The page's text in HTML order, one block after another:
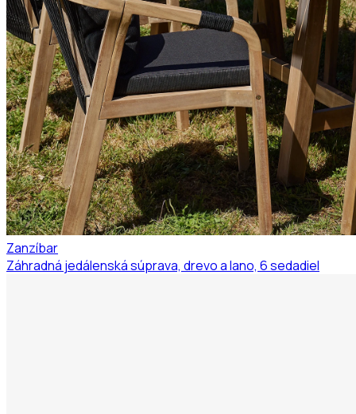
Zanzíbar
Záhradná jedálenská súprava, drevo a lano, 6 sedadiel